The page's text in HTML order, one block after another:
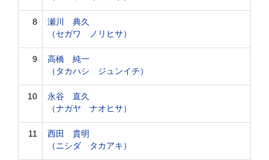
8
瀬川 典久
（セガワ ノリヒサ）
9
高橋 純一
（タカハシ ジュンイチ）
10
永谷 直久
（ナガヤ ナオヒサ）
11
西田 貴明
（ニシダ タカアキ）